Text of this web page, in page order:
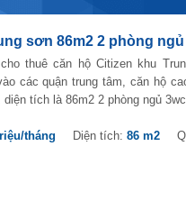
sơn 86m2 2 phòng ngủ
thuê căn hộ Citizen khu
các quận trung tâm, căn hộ
tích là 86m2 2 phòng ngủ
tháng Diện tích: 86 m2